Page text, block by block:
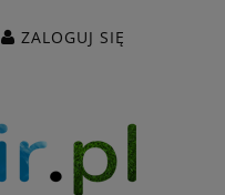
ZALOGUJ SIĘ